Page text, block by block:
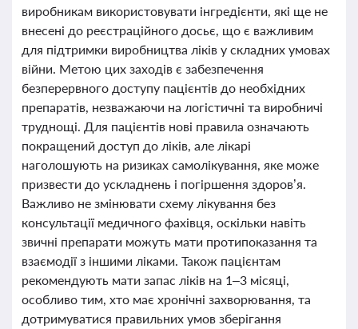
виробникам використовувати інгредієнти, які ще не
внесені до реєстраційного досьє, що є важливим
для підтримки виробництва ліків у складних умовах
війни. Метою цих заходів є забезпечення
безперервного доступу пацієнтів до необхідних
препаратів, незважаючи на логістичні та виробничі
труднощі. Для пацієнтів нові правила означають
покращений доступ до ліків, але лікарі
наголошують на ризиках самолікування, яке може
призвести до ускладнень і погіршення здоров’я.
Важливо не змінювати схему лікування без
консультації медичного фахівця, оскільки навіть
звичні препарати можуть мати протипоказання та
взаємодії з іншими ліками. Також пацієнтам
рекомендують мати запас ліків на 1–3 місяці,
особливо тим, хто має хронічні захворювання, та
дотримуватися правильних умов зберігання